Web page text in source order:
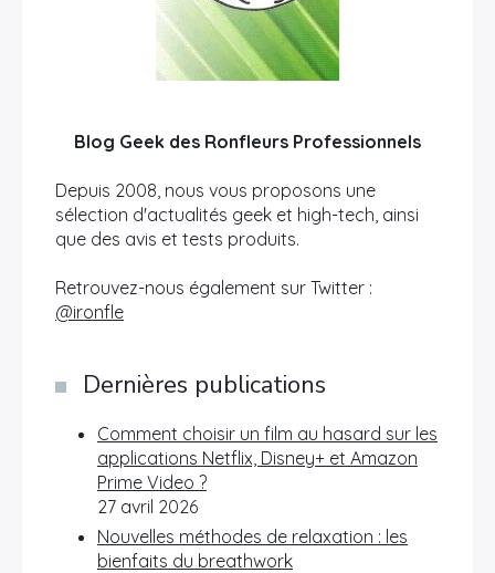
Blog Geek des Ronfleurs Professionnels
Depuis 2008, nous vous proposons une
sélection d'actualités geek et high-tech, ainsi
que des avis et tests produits.
Retrouvez-nous également sur Twitter :
@ironfle
Dernières publications
Comment choisir un film au hasard sur les
applications Netflix, Disney+ et Amazon
Prime Video ?
27 avril 2026
Nouvelles méthodes de relaxation : les
bienfaits du breathwork